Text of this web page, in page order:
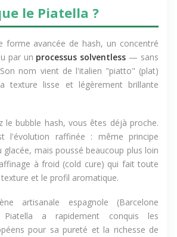
le Piatella ?
forme avancée de hash, un concentré
par un processus solventless — sans
nom vient de l'italien "piatto" (plat)
texture lisse et légèrement brillante
le bubble hash, vous êtes déjà proche.
l'évolution raffinée : même principe
glacée, mais poussé beaucoup plus loin
à froid (cold cure) qui fait toute
et le profil aromatique.
artisanale espagnole (Barcelone
a rapidement conquis les
pour sa pureté et la richesse de